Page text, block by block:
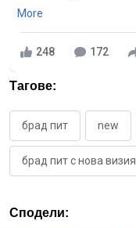
More
248 172
Тагове:
брад пит new
брад пит с нова визия
Сподели: